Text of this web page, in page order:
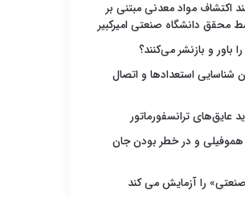
اکتشاف مواد معدنی مبتنی بر
دانشگاه صنعتی امیرکبیر
باور و بازنشر می‌کنند؟
شناسایی استعدادها و اتصال
عایق‌های ترانسفورماتور
هموفیلی و در خطر بودن جان
را آزمایش می کند